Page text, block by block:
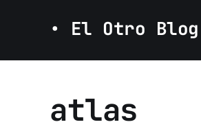
• El Otro
atlas